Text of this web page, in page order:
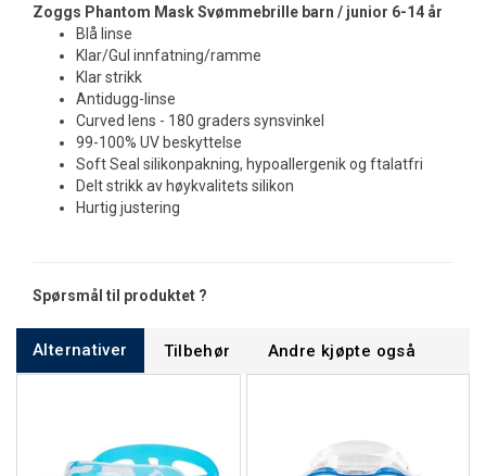
Zoggs Phantom MaskSvømmebrille barn / junior 6-14 år
Blå linse
Klar/Gul innfatning/ramme
Klar strikk
Antidugg-linse
Curved lens - 180 graders synsvinkel
99-100% UV beskyttelse
Soft Seal silikonpakning, hypoallergenik og ftalatfri
Delt strikk av høykvalitets silikon
Hurtig justering
Spørsmål til produktet ?
Alternativer Tilbehør Andre kjøpte også